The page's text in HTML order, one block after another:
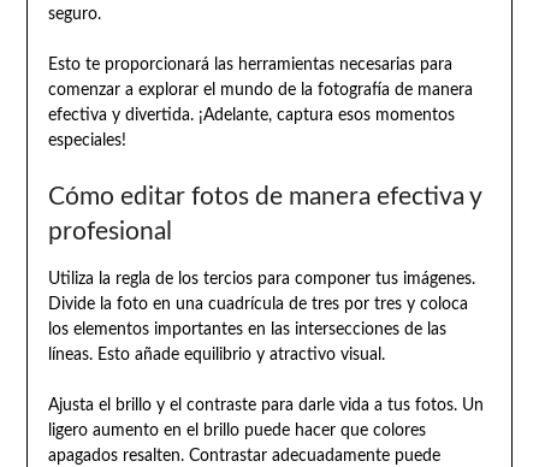
seguro.
Esto te proporcionará las herramientas necesarias para
comenzar a explorar el mundo de la fotografía de manera
efectiva y divertida. ¡Adelante, captura esos momentos
especiales!
Cómo editar fotos de manera efectiva y
profesional
Utiliza la regla de los tercios para componer tus imágenes.
Divide la foto en una cuadrícula de tres por tres y coloca
los elementos importantes en las intersecciones de las
líneas. Esto añade equilibrio y atractivo visual.
Ajusta el brillo y el contraste para darle vida a tus fotos. Un
ligero aumento en el brillo puede hacer que colores
apagados resalten. Contrastar adecuadamente puede